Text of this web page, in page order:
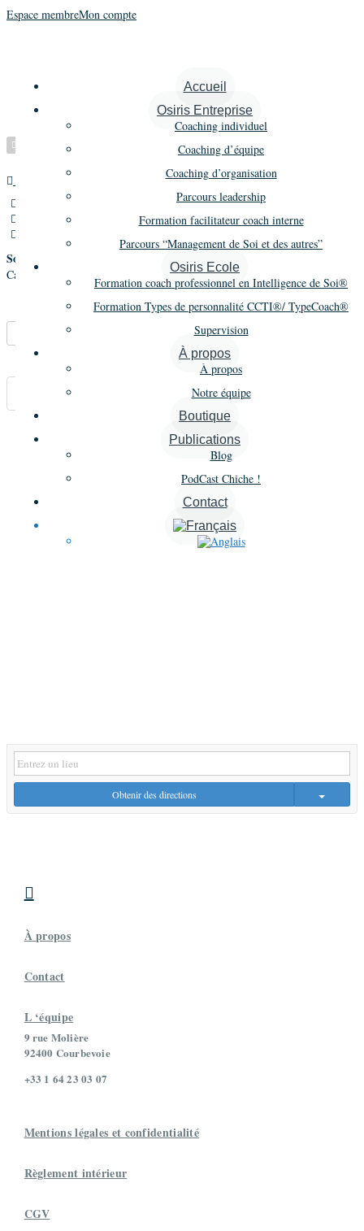
Espace membreMon compte
Accueil
Osiris Entreprise
Coaching individuel
Coaching d’équipe
Coaching d’organisation
Parcours leadership
Formation facilitateur coach interne
Parcours “Management de Soi et des autres”
Osiris Ecole
Formation coach professionnel en Intelligence de Soi®
Formation Types de personnalité CCTI®/ TypeCoach®
Supervision
À propos
À propos
Notre équipe
Boutique
Publications
Blog
PodCast Chiche !
Contact
Ozanne Didier
Promo 2
99 1 rue du Général Leclerc,Saint-André,France
06 71 85 90 70
Société
Cap RH
Marque-pages
Carte
Annonces similaires
Obtenir des directions

À propos
Contact
L ‘équipe
9 rue Molière
92400 Courbevoie
+33 1 64 23 03 07
Mentions légales et confidentialité
Règlement intérieur
CGV